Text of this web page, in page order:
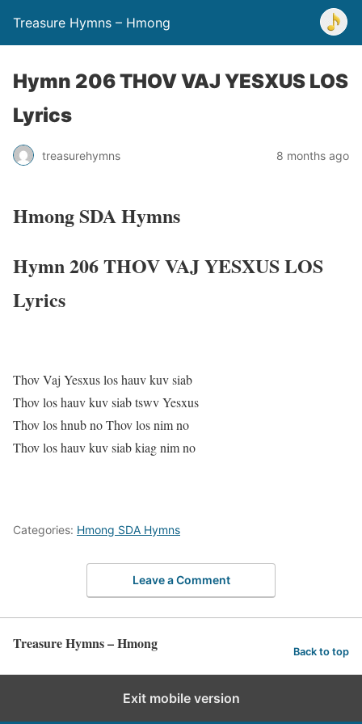
Treasure Hymns – Hmong
Hymn 206 THOV VAJ YESXUS LOS
Lyrics
treasurehymns 8 months ago
Hmong SDA Hymns
Hymn 206 THOV VAJ YESXUS LOS
Lyrics
Thov Vaj Yesxus los hauv kuv siab
Thov los hauv kuv siab tswv Yesxus
Thov los hnub no Thov los nim no
Thov los hauv kuv siab kiag nim no
Categories: Hmong SDA Hymns
Leave a Comment
Treasure Hymns – Hmong Back to top
Exit mobile version